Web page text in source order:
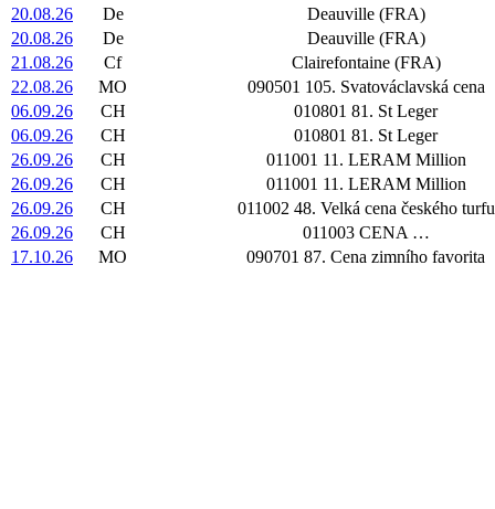
20.08.26
De
Deauville (FRA)
20.08.26
De
Deauville (FRA)
21.08.26
Cf
Clairefontaine (FRA)
22.08.26
MO
090501 105. Svatováclavská cena
06.09.26
CH
010801 81. St Leger
06.09.26
CH
010801 81. St Leger
26.09.26
CH
011001 11. LERAM Million
26.09.26
CH
011001 11. LERAM Million
26.09.26
CH
011002 48. Velká cena českého turfu
26.09.26
CH
011003 CENA …
17.10.26
MO 090701 87. Cena zimního favorita